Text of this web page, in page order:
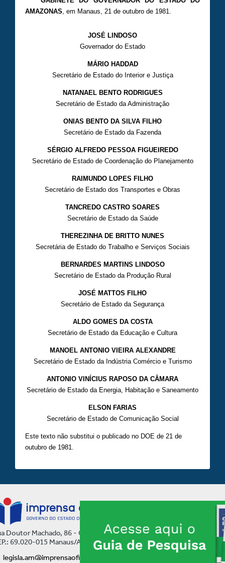
AMAZONAS , em Manaus, 21 de outubro de 1981.
JOSÉ LINDOSO
Governador do Estado
MÁRIO HADDAD
Secretário de Estado do Interior e Justiça
NATANAEL BENTO RODRIGUES
Secretário de Estado da Administração
ONIAS BENTO DA SILVA FILHO
Secretário de Estado da Fazenda
SÉRGIO ALFREDO PESSOA FIGUEIREDO
Secretário de Estado de Coordenação do Planejamento
RAIMUNDO LOPES FILHO
Secretário de Estado dos Transportes e Obras
TANCREDO CASTRO SOARES
Secretário de Estado da Saúde
THEREZINHA DE BRITTO NUNES
Secretária de Estado do Trabalho e Serviços Sociais
BERNARDES MARTINS LINDOSO
Secretário de Estado da Produção Rural
JOSÉ MATTOS FILHO
Secretário de Estado da Segurança
ALDO GOMES DA COSTA
Secretário de Estado da Educação e Cultura
MANOEL ANTONIO VIEIRA ALEXANDRE
Secretário de Estado da Indústria Comércio e Turismo
ANTONIO VINÍCIUS RAPOSO DA CÂMARA
Secretário de Estado da Energia, Habitação e Saneamento
ELSON FARIAS
Secretário de Estado de Comunicação Social
Este texto não substitui o publicado no DOE de 21 de
outubro de 1981.
Doutor Machado, 86 - Centro
69.020-015 Manaus/AM
legisla.am@imprensaoficial.am.gov.br